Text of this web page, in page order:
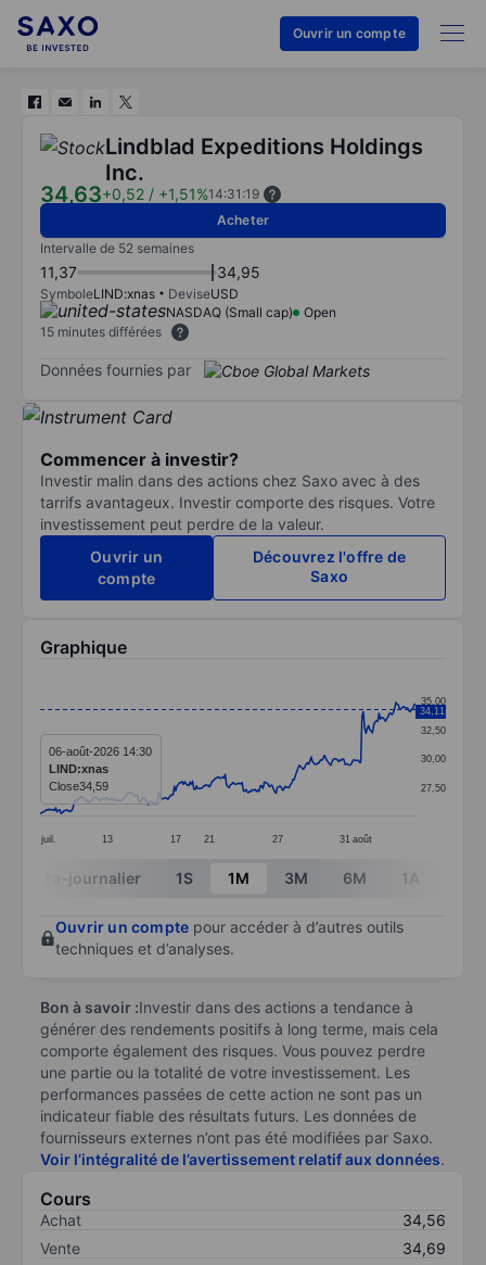
Ouvrir un compte
Lindblad Expeditions Holdings
Inc.
34,63+0,52 / +1,51%14:31:19
Acheter
Intervalle de 52 semaines
11,37 34,95
SymboleLIND:xnas DeviseUSD
NASDAQ (Small cap)
Open
15 minutes différées
Données fournies par
Commencer à investir?
Investir malin dans des actions chez Saxo avec à des
tarrifs avantageux. Investir comporte des risques. Votre
investissement peut perdre de la valeur.
Ouvrir un
compte
Découvrez l'offre de
Saxo
Graphique
The chart has 1 X axis displaying categories.
The chart has 1 Y axis displaying values. Data ranges
juil. 13 17 21 27 31 août
27,50
30,00
32,50
35,00
34,11
06-août-2026 14:30
LIND:xnas
Close34,59
End of interactive chart.
Intra-journalier 1S 1M 3M 6M 1A
Ouvrir un compte pour accéder à d’autres outils
techniques et d’analyses.
Bon à savoir :Investir dans des actions a tendance à
générer des rendements positifs à long terme, mais cela
comporte également des risques. Vous pouvez perdre
une partie ou la totalité de votre investissement. Les
performances passées de cette action ne sont pas un
indicateur fiable des résultats futurs. Les données de
fournisseurs externes n’ont pas été modifiées par Saxo.
Voir l’intégralité de l’avertissement relatif aux données.
Cours
Achat
34,56
Vente
34,69